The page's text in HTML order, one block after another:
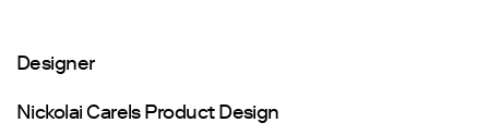
Designer
Nickolai Carels Product Design